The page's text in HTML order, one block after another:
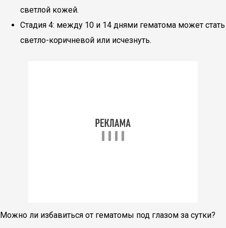
светлой кожей.
Стадия 4: между 10 и 14 днями гематома может стать
светло-коричневой или исчезнуть.
Можно ли избавиться от гематомы под глазом за сутки?